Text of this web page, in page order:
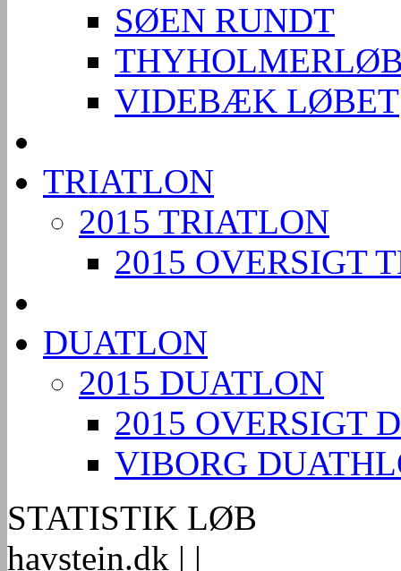
SØEN RUNDT
VIDEBÆK LØBET
TRIATLON
2015 TRIATLON
2015 OVERSIGT
DUATLON
2015 DUATLON
2015 OVERSIGT
VIBORG
STATISTIK LØB
havstein.dk | |